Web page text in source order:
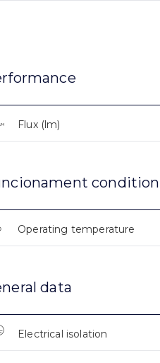
Flux (lm)
condition
Operating temperature
data
Electrical isolation